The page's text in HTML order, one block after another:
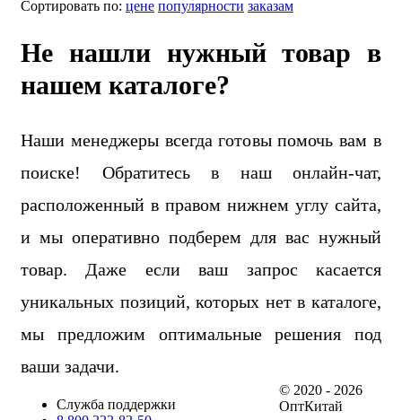
Сортировать по: цене популярности заказам
Не нашли нужный товар в
нашем каталоге?
Наши менеджеры всегда готовы помочь вам в
поиске! Обратитесь в наш онлайн-чат,
расположенный в правом нижнем углу сайта,
и мы оперативно подберем для вас нужный
товар. Даже если ваш запрос касается
уникальных позиций, которых нет в каталоге,
мы предложим оптимальные решения под
ваши задачи.
Служба поддержки
© 2020 - 2026
ОптКитай